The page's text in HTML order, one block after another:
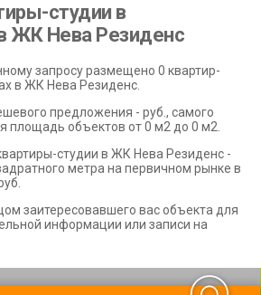
студии в
ЖК Нева Резиденс
запросу размещено 0 квартир-
в ЖК Нева Резиденс.
предложения - руб., самого
площадь объектов от 0 м2 до 0 м2.
студии в ЖК Нева Резиденс -
метра на первичном рынке в
заитересовавшего вас объекта для
информации или записи на